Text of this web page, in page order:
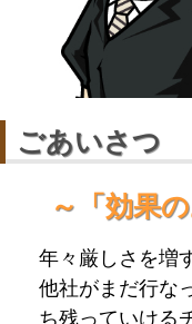
ごあいさつ
～「効果
年々厳しさを増
他社がまだ行な
ち残っていける